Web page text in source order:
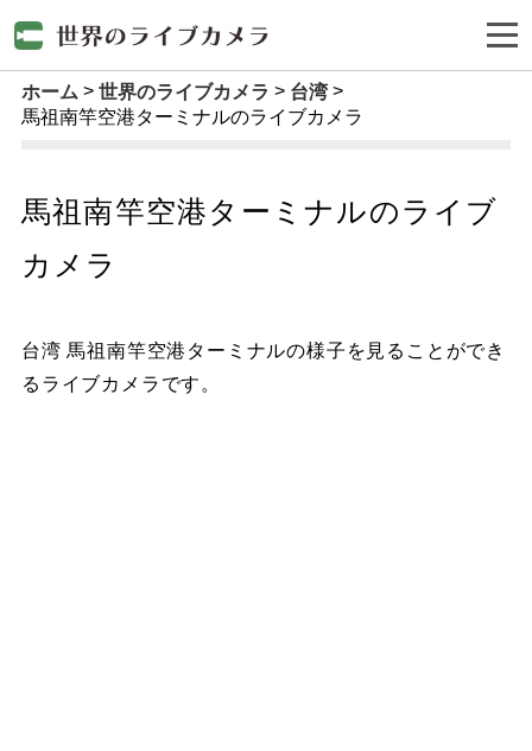
ホーム 世界のライブカメラ
台湾
馬祖南竿空港ターミナルのライブカメラ
馬祖南竿空港ターミナルのライブ
カメラ
台湾 馬祖南竿空港ターミナルの様子を見ることができ
るライブカメラです。